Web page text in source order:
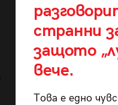
странни
защото
вече.
Това е едно